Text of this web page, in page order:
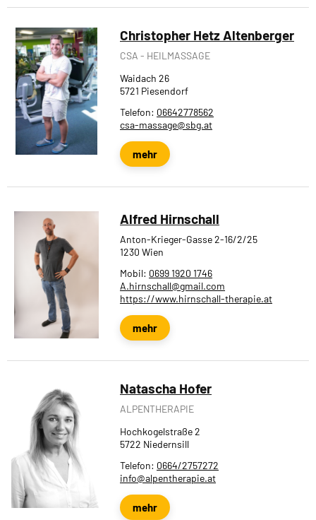
Christopher Hetz Altenberger
CSA - HEILMASSAGE
Waidach 26
5721 Piesendorf
Telefon: 06642778562
csa-massage@sbg.at
mehr
Alfred Hirnschall
Anton-Krieger-Gasse 2-16/2/25
1230 Wien
Mobil: 0699 1920 1746
A.hirnschall@gmail.com
https://www.hirnschall-therapie.at
mehr
Natascha Hofer
ALPENTHERAPIE
Hochkogelstraße 2
5722 Niedernsill
Telefon: 0664/2757272
info@alpentherapie.at
mehr